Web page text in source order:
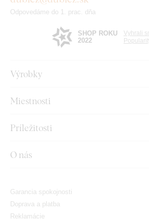
Výrobky
Miestnosti
Príležitosti
O nás
Odpovedáme do 1. prac. dňa
SHOP ROKU
2022
Vyhrali
Garancia spokojnosti
Doprava a platba
Reklamácie